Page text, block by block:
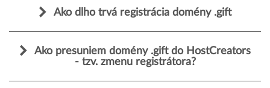
Ako dlho trvá registrácia domény .gift
Ako presuniem domény .gift do HostCreators
- tzv. zmenu registrátora?